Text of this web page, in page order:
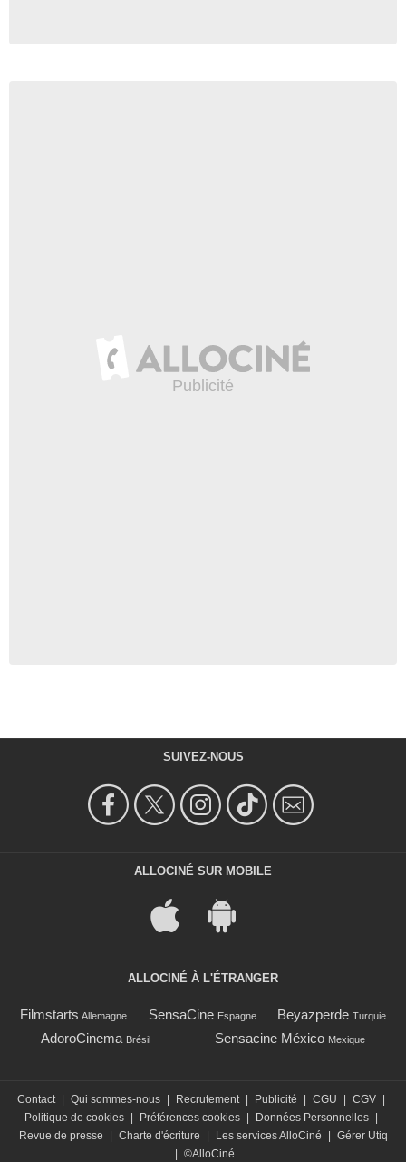
SUIVEZ-NOUS
ALLOCINÉ SUR MOBILE
ALLOCINÉ À L'ÉTRANGER
Filmstarts Allemagne SensaCine Espagne Beyazperde Turquie
AdoroCinema Brésil Sensacine México Mexique
Contact Qui sommes-nous Recrutement Publicité CGU CGV
Politique de cookies
Préférences cookies Données Personnelles
Revue de presse
Charte d'écriture Les services AlloCiné
Gérer Utiq
©AlloCiné